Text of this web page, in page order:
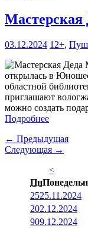
Мастерская
03.12.2024 12+,
открылась в
областной
приглашают
можно создать
Подробнее
← Предыдущая
Следующая →
<
Пн
2525.11.2024
202.12.2024
909.12.2024